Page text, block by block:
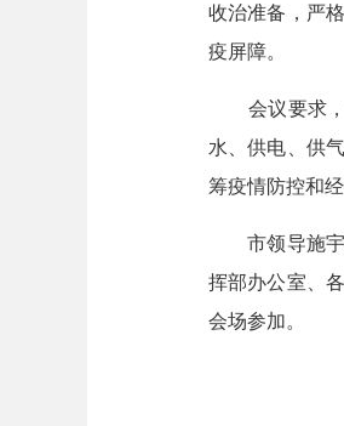
收治准备，严
疫屏障。
会议要求，
水、供电、供
筹疫情防控和
市领导施宇
挥部办公室、
会场参加。